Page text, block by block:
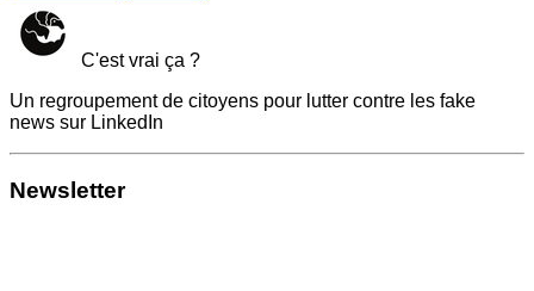
C'est vrai ça ?
Un regroupement de citoyens pour lutter contre les fake
news sur LinkedIn
Newsletter